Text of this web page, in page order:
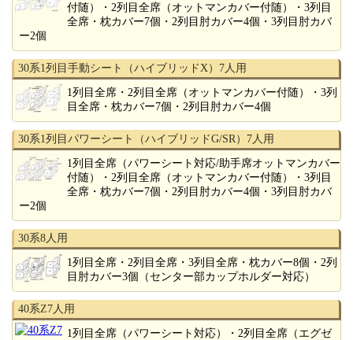
付随）・2列目全席（オットマンカバー付随）・3列目
全席・枕カバー7個・2列目肘カバー4個・3列目肘カバ
ー2個
30系1列目手動シート（ハイブリッドX）7人用
1列目全席・2列目全席（オットマンカバー付随）・3列
目全席・枕カバー7個・2列目肘カバー4個
30系1列目パワーシート（ハイブリッドG/SR）7人用
1列目全席（パワーシート対応/助手席オットマンカバー
付随）・2列目全席（オットマンカバー付随）・3列目
全席・枕カバー7個・2列目肘カバー4個・3列目肘カバ
ー2個
30系8人用
1列目全席・2列目全席・3列目全席・枕カバー8個・2列
目肘カバー3個（センター部カップホルダー対応）
40系Z7人用
1列目全席（パワーシート対応）・2列目全席（エグゼ